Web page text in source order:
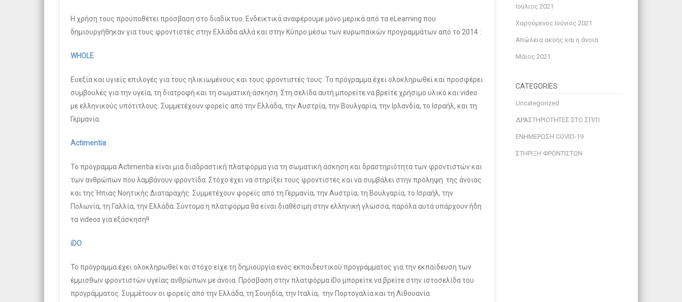
Η χρήση τους προϋποθέτει πρόσβαση στο διαδίκτυο. Ενδεικτικά αναφέρουμε μόνο μερικά από τα eLearning που
δημιουργήθηκαν για τους φροντιστές στην Ελλάδα αλλά και στην Κύπρο μέσω των ευρωπαϊκών προγραμμάτων από το 2014 :
WHOLE
Ευεξία και υγιείς επιλογές για τους ηλικιωμένους και τους φροντιστές τους. Το πρόγραμμα έχει ολοκληρωθεί και προσφέρει
συμβουλές για την υγεία, τη διατροφή και τη σωματική άσκηση. Στη σελίδα αυτή μπορείτε να βρείτε χρήσιμο υλικό και video
με ελληνικούς υπότιτλους. Συμμετέχουν φορείς από την Ελλάδα, την Αυστρία, την Βουλγαρία, την Ιρλανδία, το Ισραήλ, και τη
Γερμανία.
Actimentia
Το πρόγραμμα Actimentia είναι μια διαδραστική πλατφόρμα για τη σωματική άσκηση και δραστηριότητα των φροντιστών και
των ανθρώπων που λαμβάνουν φροντίδα. Στόχο έχει να στηρίξει τους φροντιστές και να συμβάλει στην πρόληψη της άνοιας
και της Ήπιας Νοητικής Διαταραχής. Συμμετέχουν φορείς από τη Γερμανία, την Αυστρία, τη Βουλγαρία, το Ισραήλ, την
Πολωνία, τη Γαλλία, την Ελλάδα. Σύντομα η πλατφόρμα θα είναι διαθέσιμη στην ελληνική γλώσσα, παρόλα αυτά υπάρχουν ήδη
τα videos για εξάσκηση!!
iDO
Το πρόγραμμα έχει ολοκληρωθεί και στόχο είχε τη δημιουργία ενός εκπαιδευτικού προγράμματος για την εκπαίδευση των
έμμισθων φροντιστών υγείας ανθρώπων με άνοια. Πρόσβαση στην πλατφόρμα iDo μπορείτε να βρείτε στην ιστοσελίδα του
προγράμματος. Συμμέτουν οι φορείς από την Ελλάδα, τη Σουηδία, την Ιταλία, την Πορτογαλία και τη Λιθουανία
Ιούλιος 2021
Χαρούμενος Ιούνιος 2021
Απώλεια ακοής και η άνοια
Μάιος 2021
CATEGORIES
Uncategorized
ΔΡΑΣΤΗΡΙΟΤΗΤΕΣ ΣΤΟ ΣΠΙΤΙ
ΕΝΗΜΕΡΩΣΗ COVID-19
ΣΤΗΡΙΞΗ ΦΡΟΝΤΙΣΤΩΝ